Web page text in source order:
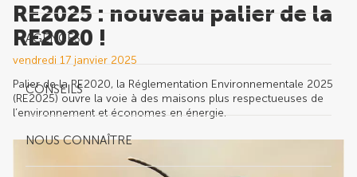
AGENCES
CONSEILS
NOUS CONNAÎTRE
RE2025 : nouveau palier de la
RE2020 !
vendredi 17 janvier 2025
Palier de la RE2020, la Réglementation Environnementale 2025
(RE2025) ouvre la voie à des maisons plus respectueuses de
l’environnement et économes en énergie.